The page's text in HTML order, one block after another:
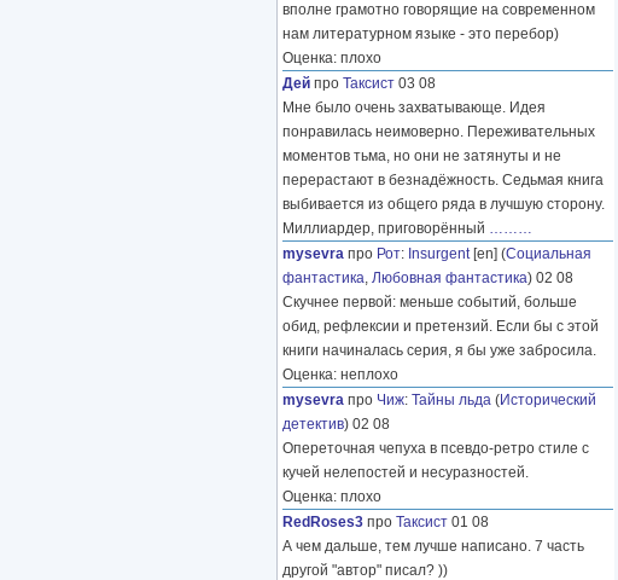
вполне грамотно говорящие на современном
нам литературном языке - это перебор)
Оценка: плохо
Дей про Таксист 03 08
Мне было очень захватывающе. Идея
понравилась неимоверно. Переживательных
моментов тьма, но они не затянуты и не
перерастают в безнадёжность. Седьмая книга
выбивается из общего ряда в лучшую сторону.
Миллиардер, приговорённый ………
mysevra про Рот: Insurgent[en] (Социальная
фантастика, Любовная фантастика) 02 08
Скучнее первой: меньше событий, больше
обид, рефлексии и претензий. Если бы с этой
книги начиналась серия, я бы уже забросила.
Оценка: неплохо
mysevra про Чиж: Тайны льда (Исторический
детектив) 02 08
Опереточная чепуха в псевдо-ретро стиле с
кучей нелепостей и несуразностей.
Оценка: плохо
RedRoses3 про Таксист 01 08
А чем дальше, тем лучше написано. 7 часть
другой "автор" писал? ))